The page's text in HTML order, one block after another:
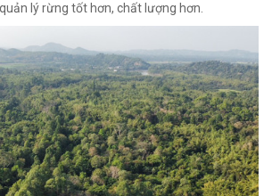
lý rừng tốt hơn, chất lượng hơn.